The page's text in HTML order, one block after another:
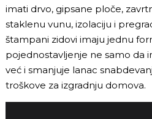
imati drvo, gipsane ploče,
staklenu vunu, izolaciju i
štampani zidovi imaju jednu
pojednostavljenje ne samo da
već i smanjuje lanac
troškove za izgradnju domova.